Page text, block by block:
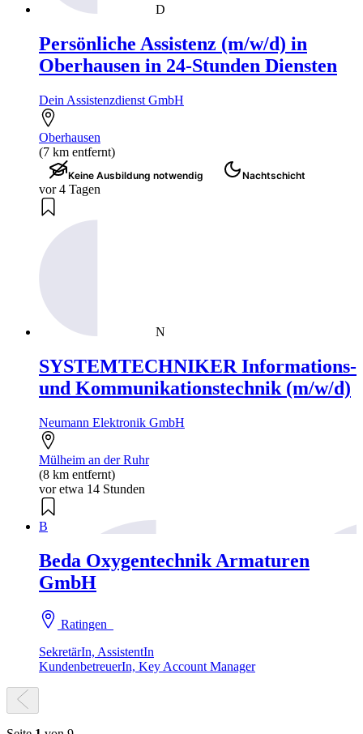
D
Persönliche Assistenz (m/w/d) in
Oberhausen in 24-Stunden Diensten
Dein Assistenzdienst GmbH
Oberhausen
(7 km entfernt)
Keine Ausbildung notwendig Nachtschicht
vor 4 Tagen
N
SYSTEMTECHNIKER Informations-
und Kommunikationstechnik (m/w/d)
Neumann Elektronik GmbH
Mülheim an der Ruhr
(8 km entfernt)
vor etwa 14 Stunden
B
Beda Oxygentechnik Armaturen
GmbH
Ratingen
SekretärIn, AssistentIn
KundenbetreuerIn, Key Account Manager